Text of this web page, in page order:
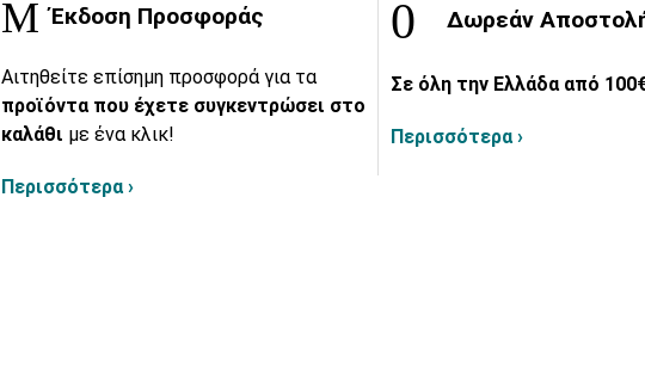
Έκδοση Προσφοράς
Αιτηθείτε επίσημη προσφορά για τα
προϊόντα που έχετε συγκεντρώσει στο
καλάθι με ένα κλικ!
Περισσότερα ›
Δωρεάν
Σε όλη την Ελλάδα από
Περισσότερα ›